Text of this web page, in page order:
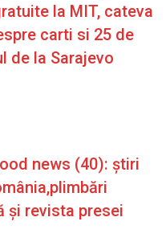
la MIT, cateva
carti si 25 de
de la Sarajevo
news (40): știri
și revista presei